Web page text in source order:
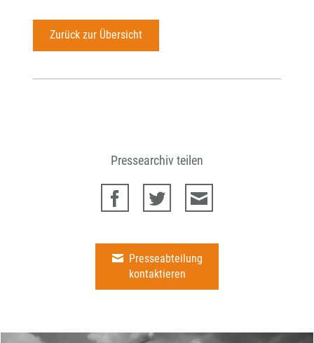
Zurück zur Übersicht
Pressearchiv teilen
Presseabteilung
kontaktieren